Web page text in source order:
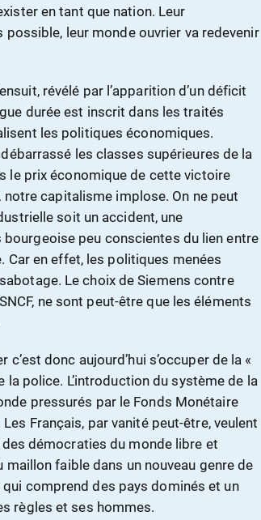
en tant que nation. Leur
leur monde ouvrier va redevenir
révélé par l’apparition d’un déficit
durée est inscrit dans les traités
les politiques économiques.
les classes supérieures de la
le prix économique de cette victoire
capitalisme implose. On ne peut
soit un accident, une
peu conscientes du lien entre
Car en effet, les politiques menées
Le choix de Siemens contre
ne sont peut-être que les éléments
donc aujourd’hui s’occuper de la «
police. L’introduction du système de la
pressurés par le Fonds Monétaire
Français, par vanité peut-être, veulent
des démocraties du monde libre et
faible dans un nouveau genre de
comprend des pays dominés et un
règles et ses hommes.